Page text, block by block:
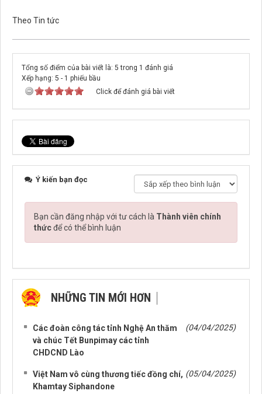
Theo Tin tức
Tổng số điểm của bài viết là: 5 trong 1 đánh giá
Xếp hạng: 5 - 1 phiếu bầu
Click để đánh giá bài viết
Ý kiến bạn đọc
Bạn cần đăng nhập với tư cách là Thành viên chính
thứcđể có thể bình luận
NHỮNG TIN MỚI HƠN
Các đoàn công tác tỉnh Nghệ An thăm
và chúc Tết Bunpimay các tỉnh
CHDCND Lào
(04/04/2025)
Việt Nam vô cùng thương tiếc đồng chí,
Khamtay Siphandone
(05/04/2025)